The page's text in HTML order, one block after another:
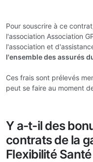
Pour souscrire à ce
l'association Association
l'association et
l'ensemble des assurés
Ces frais sont prélevés
peut se faire au moment
Y a-t-il des
contrats de la
Flexibilité